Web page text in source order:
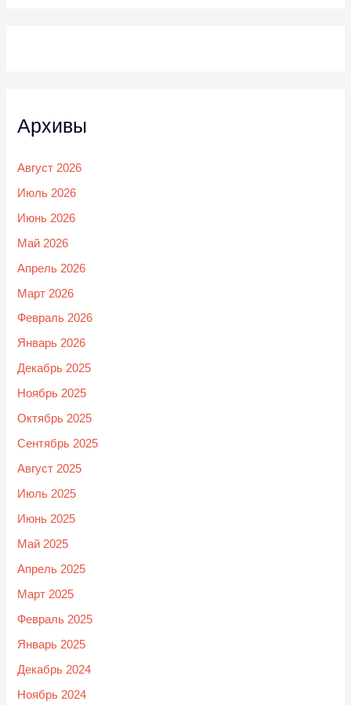
Архивы
Август 2026
Июль 2026
Июнь 2026
Май 2026
Апрель 2026
Март 2026
Февраль 2026
Январь 2026
Декабрь 2025
Ноябрь 2025
Октябрь 2025
Сентябрь 2025
Август 2025
Июль 2025
Июнь 2025
Май 2025
Апрель 2025
Март 2025
Февраль 2025
Январь 2025
Декабрь 2024
Ноябрь 2024